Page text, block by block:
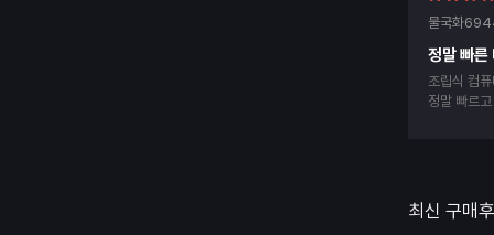
물국화
정말 빠른
조립식 컴
정말 빠르
최신 구매